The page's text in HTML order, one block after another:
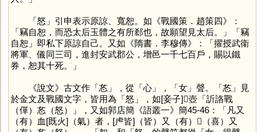
「怒 」引申表示原諒、寬恕。如《戰國策．趙策四》：
「竊自恕，而恐太后玉體之有所郄也，故願望見太后。」「竊
自恕」即私下原諒自己。又如《隋書．李穆傳》：「擢授武衞
將軍、儀同三司，進封安武郡公，增邑一千七百戶，賜以鐵
券，恕其十死。」
《說文》古文作「㣽」，從「心」，「女」聲。「㣽」見
於金文及戰國文字，皆用為「怒 」，如[妾子]𧊒壺「訢詻戰
（僤）㣽（怒）」，又如郭店簡《語叢一》簡45-46：「凡又
（有）血[既火]（氣）者，[虍皆]（皆）又（有）𢝫（喜）又